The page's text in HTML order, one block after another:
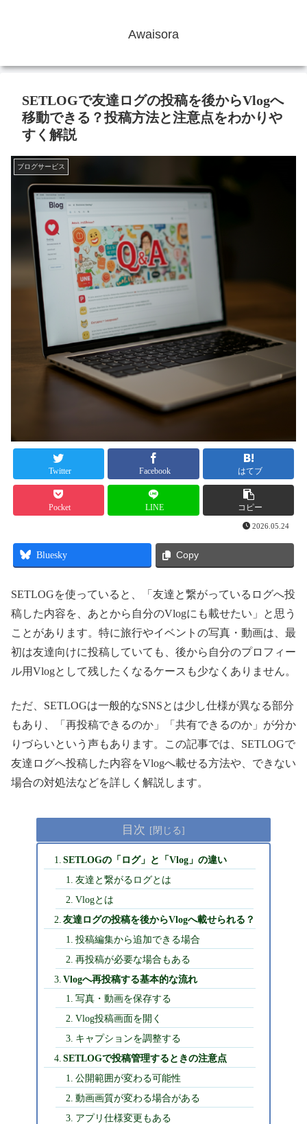
Awaisora
SETLOGで友達ログの投稿を後からVlogへ
移動できる？投稿方法と注意点をわかりや
すく解説
ブログサービス
Twitter Facebook はてブ
Pocket LINE コピー
2026.05.24
Bluesky Copy
SETLOGを使っていると、「友達と繋がっているログへ投
稿した内容を、あとから自分のVlogにも載せたい」と思う
ことがあります。特に旅行やイベントの写真・動画は、最
初は友達向けに投稿していても、後から自分のプロフィー
ル用Vlogとして残したくなるケースも少なくありません。
ただ、SETLOGは一般的なSNSとは少し仕様が異なる部分
もあり、「再投稿できるのか」「共有できるのか」が分か
りづらいという声もあります。この記事では、SETLOGで
友達ログへ投稿した内容をVlogへ載せる方法や、できない
場合の対処法などを詳しく解説します。
目次
SETLOGの「ログ」と「Vlog」の違い
友達と繋がるログとは
Vlogとは
友達ログの投稿を後からVlogへ載せられる？
投稿編集から追加できる場合
再投稿が必要な場合もある
Vlogへ再投稿する基本的な流れ
写真・動画を保存する
Vlog投稿画面を開く
キャプションを調整する
SETLOGで投稿管理するときの注意点
公開範囲が変わる可能性
動画画質が変わる場合がある
アプリ仕様変更もある